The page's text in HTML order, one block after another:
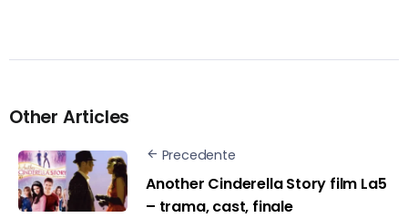
Other Articles
Precedente
Another Cinderella Story film La5
– trama, cast, finale